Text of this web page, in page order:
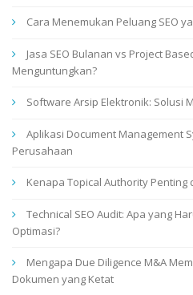
Cara Menemukan Peluang SEO
Jasa SEO Bulanan vs Project
Menguntungkan?
Software Arsip Elektronik: Solusi
Aplikasi Document Management
Perusahaan
Kenapa Topical Authority Penting
Technical SEO Audit: Apa yang
Optimasi?
Mengapa Due Diligence M&A
Dokumen yang Ketat